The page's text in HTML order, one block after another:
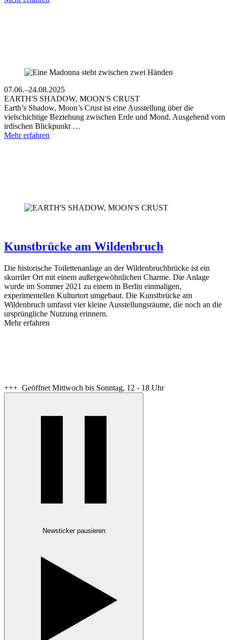
07.06.–24.08.2025
EARTH'S SHADOW, MOON'S CRUST
Earth’s Shadow, Moon’s Crust ist eine Ausstellung über die
vielschichtige Beziehung zwischen Erde und Mond. Ausgehend vom
irdischen Blickpunkt …
Mehr erfahren
Kunstbrücke am Wildenbruch
Die historische Toilettenanlage an der Wildenbruchbrücke ist ein
skurriler Ort mit einem außergewöhnlichen Charme. Die Anlage
wurde im Sommer 2021 zu einem in Berlin einmaligen,
experimentellen Kulturtort umgebaut. Die Kunstbrücke am
Wildenbruch umfasst vier kleine Ausstellungsräume, die noch an die
ursprüngliche Nutzung erinnern.
Mehr erfahren
+++ Geöffnet Mittwoch bis Sonntag, 12 - 18 Uhr
Newsticker pausieren